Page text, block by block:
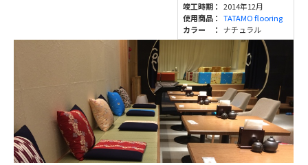
竣工時期： 2014年12月
使用商品： TATAMO flooring
カラー ： ナチュラル